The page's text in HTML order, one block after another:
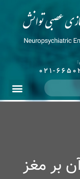
021-